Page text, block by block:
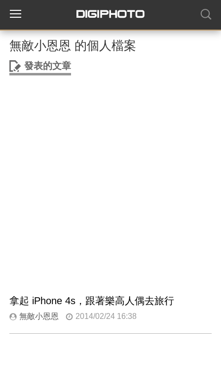
無敵小恩恩 的個人檔案
發表的文章
拿起 iPhone 4s，跟著樂高人偶去旅行
無敵小恩恩 2014/02/24 16:38